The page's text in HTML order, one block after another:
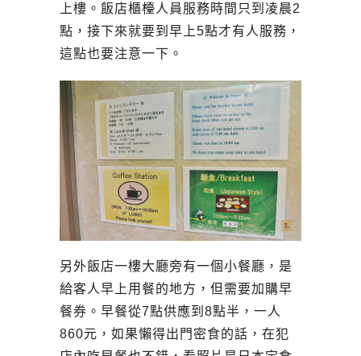
上樓。飯店櫃檯人員服務時間只到凌晨2
點，接下來就要到早上5點才有人服務，
這點也要注意一下。
另外飯店一樓大廳旁有一個小餐廳，是
給客人早上用餐的地方，但需要加購早
餐券。早餐從7點供應到8點半，一人
860元，如果懶得出門密食的話，在犯